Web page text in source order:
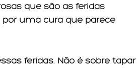
que são as feridas
uma cura que parece
feridas. Não é sobre tapar